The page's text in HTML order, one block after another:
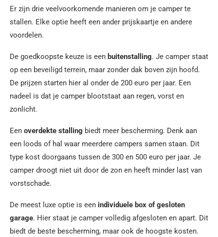
Er zijn drie veelvoorkomende manieren om je camper te
stallen. Elke optie heeft een ander prijskaartje en andere
voordelen.
De goedkoopste keuze is een buitenstalling. Je camper staat
op een beveiligd terrein, maar zonder dak boven zijn hoofd.
De prijzen starten hier al onder de 200 euro per jaar. Een
nadeel is dat je camper blootstaat aan regen, vorst en
zonlicht.
Een overdekte stalling biedt meer bescherming. Denk aan
een loods of hal waar meerdere campers samen staan. Dit
type kost doorgaans tussen de 300 en 500 euro per jaar. Je
camper droogt niet uit door de zon en heeft minder last van
vorstschade.
De meest luxe optie is een individuele box of gesloten
garage. Hier staat je camper volledig afgesloten en apart. Dit
biedt de beste bescherming, maar ook de hoogste kosten.